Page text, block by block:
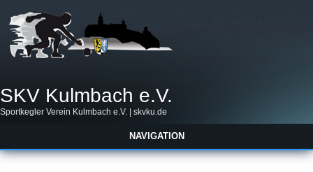
SKV Kulmbach e.V.
Sportkegler Verein Kulmbach e.V. | skvku.de
NAVIGATION